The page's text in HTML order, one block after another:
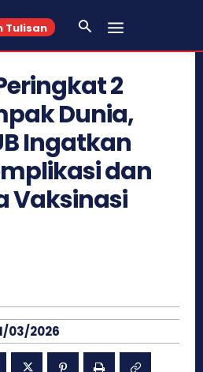
Tulisan
2
Dunia,
Ingatkan
dan
Vaksinasi
03/2026